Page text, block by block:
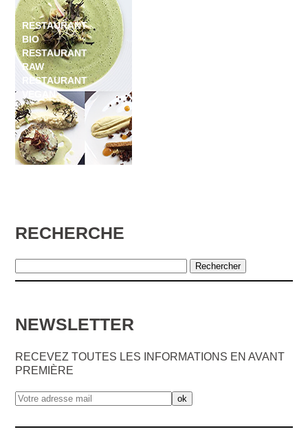
RESTAURANT
BIO
RESTAURANT
RAW
RESTAURANT
RECHERCHE
NEWSLETTER
RECEVEZ TOUTES LES INFORMATIONS EN AVANT
PREMIÈRE